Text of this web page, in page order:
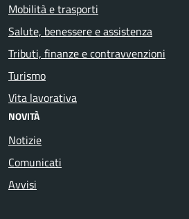
Mobilità e trasporti
Salute, benessere e assistenza
Tributi, finanze e contravvenzioni
Turismo
Vita lavorativa
NOVITÀ
Notizie
Comunicati
Avvisi